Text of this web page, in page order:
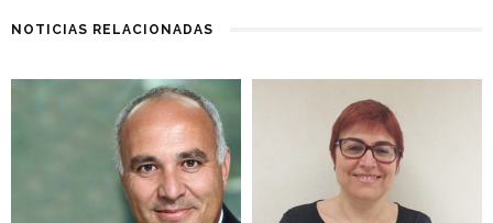
NOTICIAS RELACIONADAS